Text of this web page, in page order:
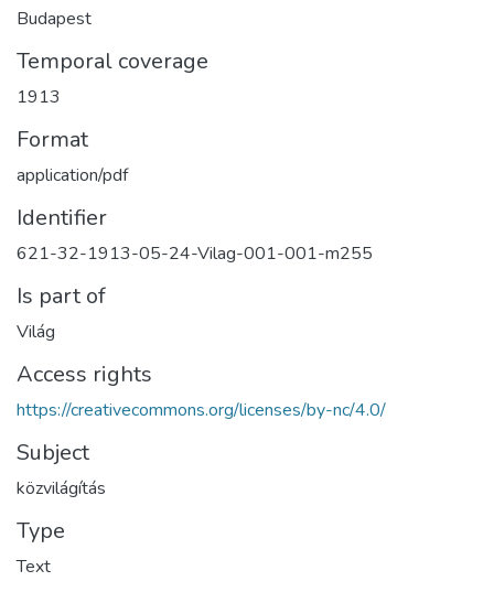
Budapest
Temporal coverage
1913
Format
application/pdf
Identifier
621-32-1913-05-24-Vilag-001-001-m255
Is part of
Világ
Access rights
https://creativecommons.org/licenses/by-nc/4.0/
Subject
közvilágítás
Type
Text